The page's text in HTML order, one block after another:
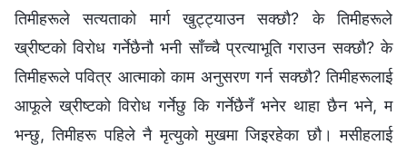
तिमीहरूले सत्यताको मार्ग खुट्ट्याउन सक्छौ? के तिमीहरूले
ख्रीष्टको विरोध गर्नेछैनौ भनी साँच्‍चै प्रत्याभूति गराउन सक्छौ? के
तिमीहरूले पवित्र आत्माको काम अनुसरण गर्न सक्छौ? तिमीहरूलाई
आफूले ख्रीष्टको विरोध गर्नेछु कि गर्नेछैनँ भनेर थाहा छैन भने, म
भन्छु, तिमीहरू पहिले नै मृत्युको मुखमा जिइरहेका छौ। मसीहलाई